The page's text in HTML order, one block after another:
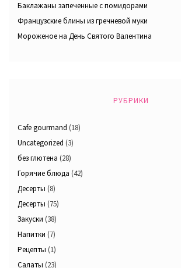
Баклажаны запеченные с помидорами
Французские блины из гречневой муки
Мороженое на День Святого Валентина
РУБРИКИ
Cafe gourmand (18)
Uncategorized (3)
без глютена (28)
Горячие блюда (42)
Десерты (8)
Десерты (75)
Закуски (38)
Напитки (7)
Рецепты (1)
Салаты (23)